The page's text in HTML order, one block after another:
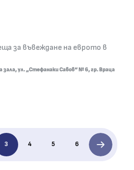
за въвеждане на еврото в
концертна зала, ул.
зала, ул. „Стефанаки Савов“ № 6, гр. Враца
3 4 5 6